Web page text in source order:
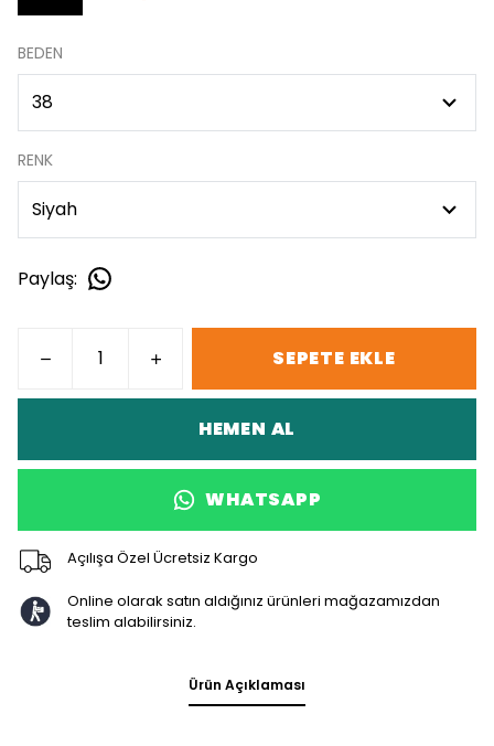
BEDEN
RENK
Paylaş:
SEPETE EKLE
HEMEN AL
WHATSAPP
Açılışa Özel Ücretsiz Kargo
Online olarak satın aldığınız ürünleri mağazamızdan
teslim alabilirsiniz.
Ürün Açıklaması